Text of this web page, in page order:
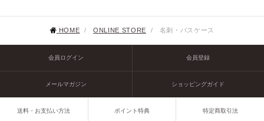
HOME / ONLINE STORE / 名刺・パスケース
会員ログイン 会員登録
メールマガジン ショッピングガイド
送料・お支払い方法 ポイント特典 特定商取引法